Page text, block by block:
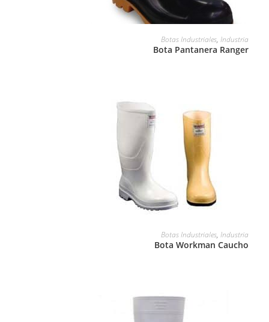
Botas Industriales,Industria
Bota Pantanera Ranger
Botas Industriales,Industria
Bota Workman Caucho